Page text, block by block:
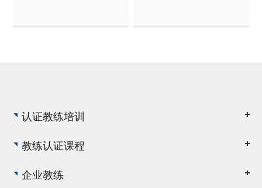
认证教练培训
教练认证课程
企业教练